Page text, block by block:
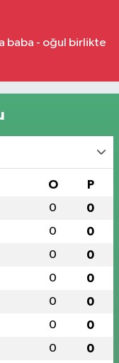
baba - oğul birlikte
O P
0 0
0 0
0 0
0 0
0 0
0 0
0 0